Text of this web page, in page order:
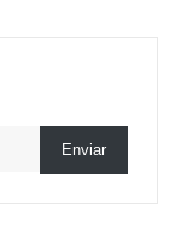
Enviar